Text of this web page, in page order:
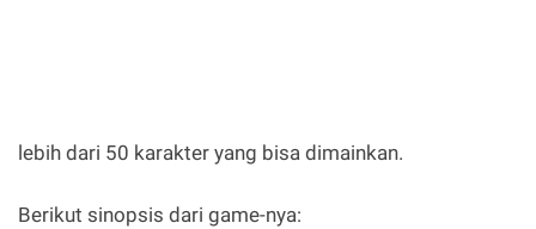
lebih dari 50 karakter yang bisa dimainkan.
Berikut sinopsis dari game-nya: